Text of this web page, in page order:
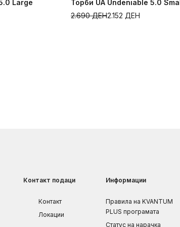
Large
Торби UA Undeniable 5.0 Small
2.152 ДЕН
2.690ДЕН
Контакт подаци
Контакт
Локации
Информации
Правила на KVANTUM
PLUS програмата
Статус на нарачка